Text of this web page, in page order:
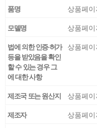
품명
상품페
모델명
상품페
법에 의한 인증·허가
등을 받았음을 확인
할 수 있는 경우 그
에 대한 사항
상품페
제조국 또는 원산지
상품페
제조자
상품페